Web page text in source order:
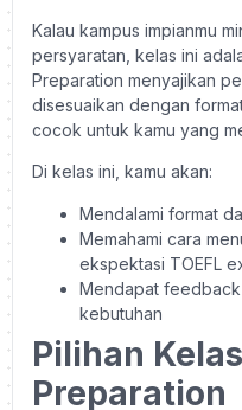
Kalau kampus impianmu
persyaratan, kelas ini
Preparation menyajikan
disesuaikan dengan
cocok untuk kamu yang
Di kelas ini, kamu akan:
Mendalami format
Memahami cara
ekspektasi TOEFL
Mendapat
kebutuhan
Pilihan
Preparation